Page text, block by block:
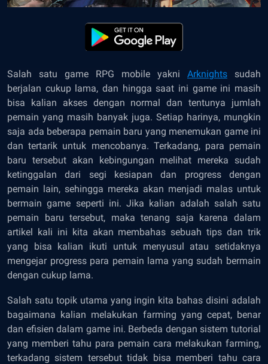
Salah satu game RPG mobile yakni Arknights sudah
berjalan cukup lama, dan hingga saat ini game ini masih
bisa kalian akses dengan normal dan tentunya jumlah
pemain yang masih banyak juga. Setiap harinya, mungkin
saja ada beberapa pemain baru yang menemukan game ini
dan tertarik untuk mencobanya. Terkadang, para pemain
baru tersebut akan kebingungan melihat mereka sudah
ketinggalan dari segi kesiapan dan progressdengan
pemain lain, sehingga mereka akan menjadi malas untuk
bermain game seperti ini. Jika kalian adalah salah satu
pemain baru tersebut, maka tenang saja karena dalam
artikel kali ini kita akan membahas sebuah tips dan trik
yang bisa kalian ikuti untuk menyusul atau setidaknya
mengejar progresspara pemain lama yang sudah bermain
dengan cukup lama.
Salah satu topik utama yang ingin kita bahas disini adalah
bagaimana kalian melakukan farming yang cepat, benar
dan efisien dalam game ini. Berbeda dengan sistem tutorial
yang memberi tahu para pemain cara melakukan farming,
terkadang sistem tersebut tidak bisa memberi tahu cara